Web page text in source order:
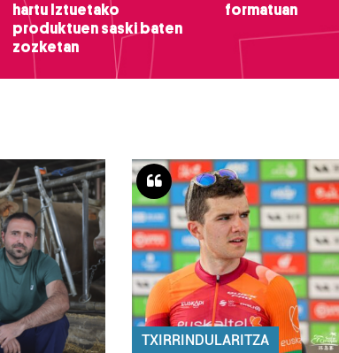
hartu Iztuetako
produktuen saski baten
zozketan
formatuan
TXIRRINDULARITZA